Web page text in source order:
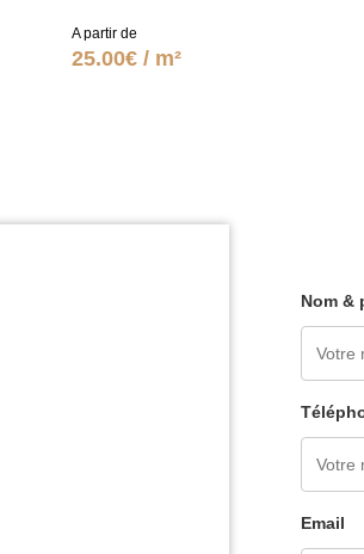
A partir de
25.00€ / m²
Nom &
Email